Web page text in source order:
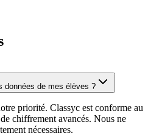
données de mes élèves ?
priorité. Classyc est conforme au
chiffrement avancés. Nous ne
nécessaires.